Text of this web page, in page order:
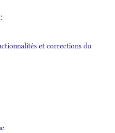
et corrections du